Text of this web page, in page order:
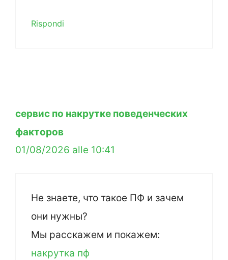
Rispondi
сервис по накрутке поведенческих
факторов
01/08/2026 alle 10:41
Не знаете, что такое ПФ и зачем
они нужны?
Мы расскажем и покажем:
накрутка пф